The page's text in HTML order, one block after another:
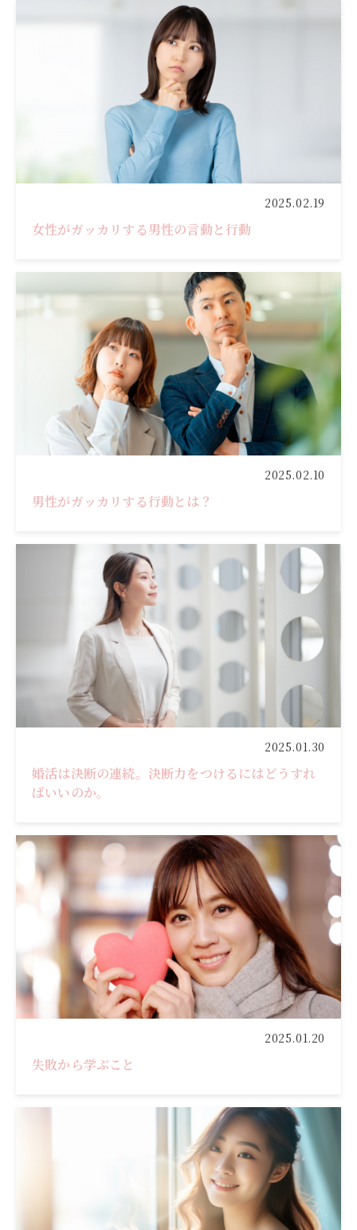
2025.02.19
女性がガッカリする男性の言動と行動
2025.02.10
男性がガッカリする行動とは？
2025.01.30
婚活は決断の連続。決断力をつけるにはどうすれ
ばいいのか。
2025.01.20
失敗から学ぶこと